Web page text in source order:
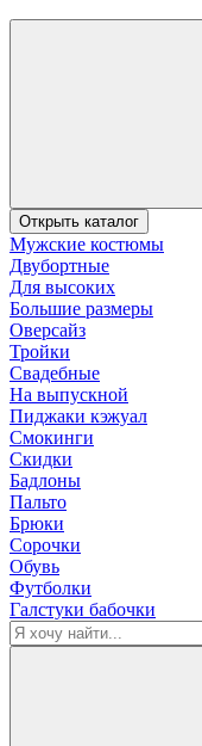
Открыть каталог
Мужские костюмы
Двубортные
Для высоких
Большие размеры
Оверсайз
Тройки
Свадебные
На выпускной
Пиджаки кэжуал
Смокинги
Скидки
Бадлоны
Пальто
Брюки
Сорочки
Обувь
Футболки
Галстуки бабочки